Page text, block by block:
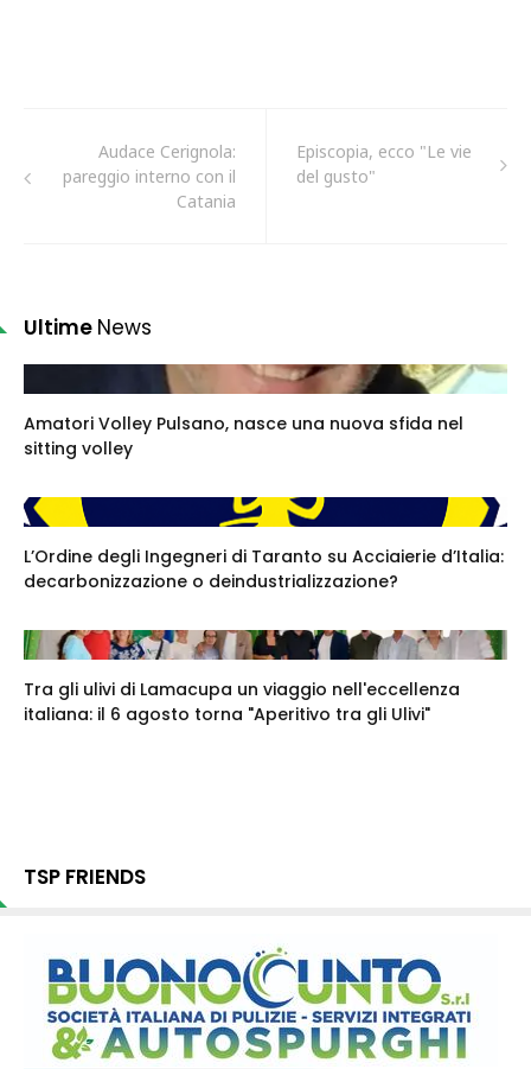
Audace Cerignola:
pareggio interno con il
Catania
Episcopia, ecco "Le vie
del gusto"
Ultime News
Amatori Volley Pulsano, nasce una nuova sfida nel
sitting volley
L’Ordine degli Ingegneri di Taranto su Acciaierie d’Italia:
decarbonizzazione o deindustrializzazione?
Tra gli ulivi di Lamacupa un viaggio nell'eccellenza
italiana: il 6 agosto torna "Aperitivo tra gli Ulivi"
TSP FRIENDS